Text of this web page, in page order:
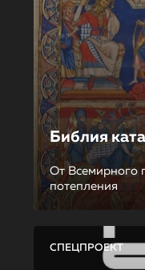
Библия
От Всемирного
потепления
СПЕЦПРОЕКТ